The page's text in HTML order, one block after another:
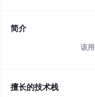
简介
该
擅长的技术栈